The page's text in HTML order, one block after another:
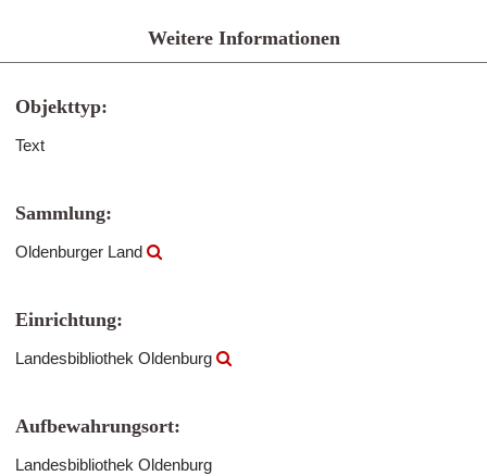
Weitere Informationen
Objekttyp:
Text
Sammlung:
Oldenburger Land
Einrichtung:
Landesbibliothek Oldenburg
Aufbewahrungsort:
Landesbibliothek Oldenburg